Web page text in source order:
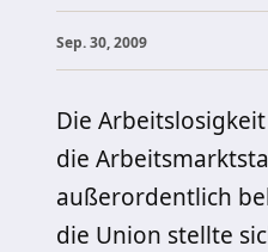
Sep. 30, 2009
Die
die
außerordentlich
die Union stellte